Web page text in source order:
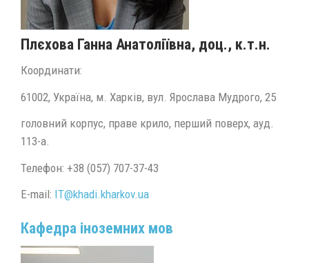
Плєхова Ганна Анатоліївна, доц., к.т.н.
Координати:
61002, Україна, м. Харків, вул. Ярослава Мудрого, 25
головний корпус, праве крило, перший поверх, ауд.
113-а.
Телефон: +38 (057) 707-37-43
Е-mail: IT@khadi.kharkov.ua
Кафедра іноземних мов